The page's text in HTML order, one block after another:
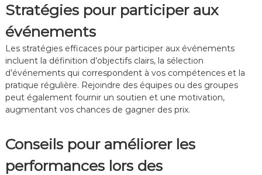
Stratégies pour participer aux
événements
Les stratégies efficaces pour participer aux événements
incluent la définition d’objectifs clairs, la sélection
d’événements qui correspondent à vos compétences et la
pratique régulière. Rejoindre des équipes ou des groupes
peut également fournir un soutien et une motivation,
augmentant vos chances de gagner des prix.
Conseils pour améliorer les
performances lors des